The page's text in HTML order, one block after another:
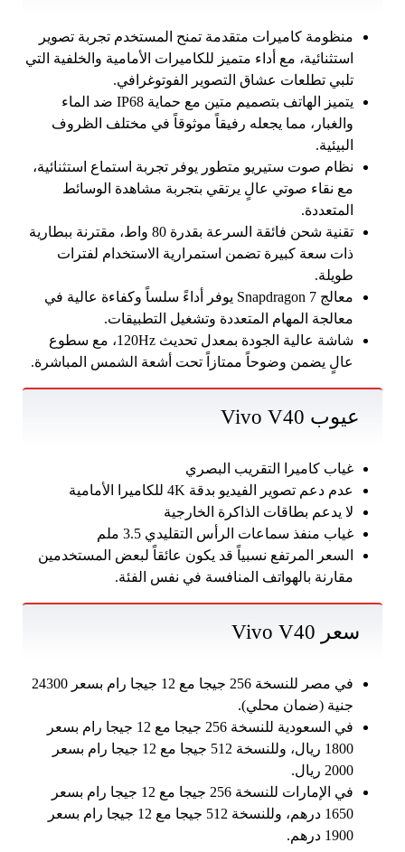
منظومة كاميرات متقدمة تمنح المستخدم تجربة تصوير
استثنائية، مع أداء متميز للكاميرات الأمامية والخلفية التي
تلبي تطلعات عشاق التصوير الفوتوغرافي.
يتميز الهاتف بتصميم متين مع حماية IP68 ضد الماء
والغبار، مما يجعله رفيقاً موثوقاً في مختلف الظروف
البيئية.
نظام صوت ستيريو متطور يوفر تجربة استماع استثنائية،
مع نقاء صوتي عالٍ يرتقي بتجربة مشاهدة الوسائط
المتعددة.
تقنية شحن فائقة السرعة بقدرة 80 واط، مقترنة ببطارية
ذات سعة كبيرة تضمن استمرارية الاستخدام لفترات
طويلة.
معالج Snapdragon 7 يوفر أداءً سلساً وكفاءة عالية في
معالجة المهام المتعددة وتشغيل التطبيقات.
شاشة عالية الجودة بمعدل تحديث 120Hz، مع سطوع
عالٍ يضمن وضوحاً ممتازاً تحت أشعة الشمس المباشرة.
عيوب Vivo V40
غياب كاميرا التقريب البصري
عدم دعم تصوير الفيديو بدقة 4K للكاميرا الأمامية
لا يدعم بطاقات الذاكرة الخارجية
غياب منفذ سماعات الرأس التقليدي 3.5 ملم
السعر المرتفع نسبياً قد يكون عائقاً لبعض المستخدمين
مقارنة بالهواتف المنافسة في نفس الفئة.
سعر Vivo V40
في مصر للنسخة 256 جيجا مع 12 جيجا رام بسعر 24300
جنية (ضمان محلي).
في السعودية للنسخة 256 جيجا مع 12 جيجا رام بسعر
1800 ريال، وللنسخة 512 جيجا مع 12 جيجا رام بسعر
2000 ريال.
في الإمارات للنسخة 256 جيجا مع 12 جيجا رام بسعر
1650 درهم، وللنسخة 512 جيجا مع 12 جيجا رام بسعر
1900 درهم.